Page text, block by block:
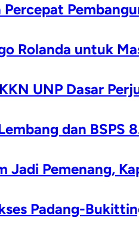
Percepat
Rolanda untuk
UNP Dasar
dan BSPS
Pemenang,
Padang-